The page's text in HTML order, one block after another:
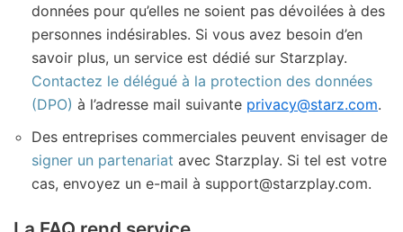
données pour qu’elles ne soient pas dévoilées à des
personnes indésirables. Si vous avez besoin d’en
savoir plus, un service est dédié sur Starzplay.
Contactez le délégué à la protection des données
(DPO) à l’adresse mail suivante privacy@starz.com.
Des entreprises commerciales peuvent envisager de
signer un partenariat avec Starzplay. Si tel est votre
cas, envoyez un e-mail à support@starzplay.com.